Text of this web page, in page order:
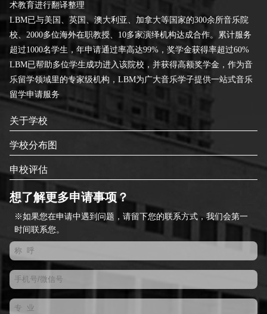
术教育进行翻译整理
LBM已与美国、英国、澳大利亚、加拿大等国家的300余所音乐院
校、2000多位海外在职教授、10多家演绎机构达成合作。累计服务
超过1000名学生，年申请通过率高达99%，奖学金获得率超过60%
LBM已帮助多位学生成功进入该院校，并获得高额奖学金，作为音
乐留学领域里的专家级机构，LBM为广大音乐学子提供一站式音乐
留学申请服务
关于学校
学校分布图
申校评估
想了解更多申请事项？
※如果您在申请中遇到问题，请留下您的联系方式，我们会第一
时间联系您。